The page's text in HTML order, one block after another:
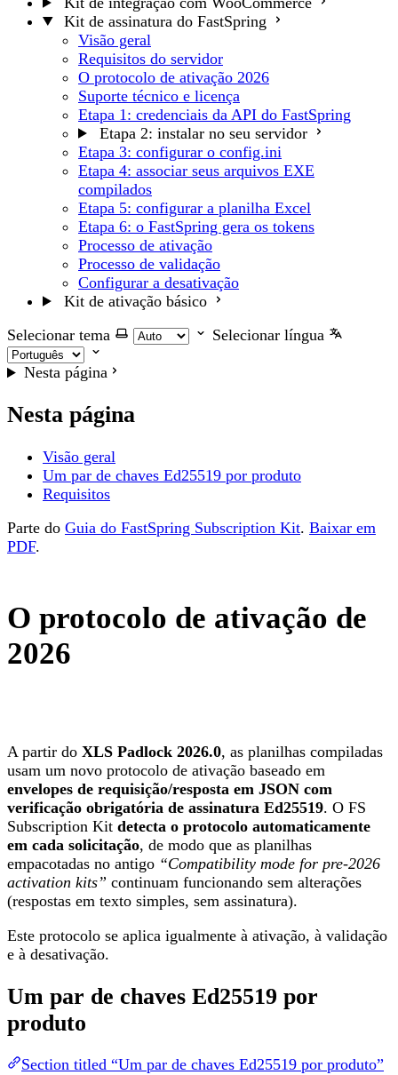
Kit de assinatura do FastSpring
Visão geral
Requisitos do servidor
O protocolo de ativação 2026
Suporte técnico e licença
Etapa 1: credenciais da API do FastSpring
Etapa 2: instalar no seu servidor
Etapa 3: configurar o config.ini
Etapa 4: associar seus arquivos EXE
compilados
Etapa 5: configurar a planilha Excel
Etapa 6: o FastSpring gera os tokens
Processo de ativação
Processo de validação
Configurar a desativação
Kit de ativação básico
Selecionar tema
Selecionar língua
Nesta página
Nesta página
Visão geral
Um par de chaves Ed25519 por produto
Requisitos
Parte do Guia do FastSpring Subscription Kit. Baixar em
PDF.
O protocolo de ativação de
2026
A partir do XLS Padlock 2026.0, as planilhas compiladas
usam um novo protocolo de ativação baseado em
envelopes de requisição/resposta em JSON com
verificação obrigatória de assinatura Ed25519. O FS
Subscription Kit detecta o protocolo automaticamente
em cada solicitação, de modo que as planilhas
empacotadas no antigo “Compatibility mode for pre-2026
activation kits” continuam funcionando sem alterações
(respostas em texto simples, sem assinatura).
Este protocolo se aplica igualmente à ativação, à validação
e à desativação.
Um par de chaves Ed25519 por
produto
Section titled “Um par de chaves Ed25519 por produto”